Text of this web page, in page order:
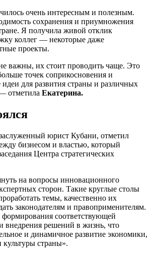
очень интересным и полезным.
сохранения и приумножения
Я получила живой отклик
коллег — некоторые даже
проекты.
важны, их стоит проводить чаще. Это
точек соприкосновения и
идеи для развития страны и различных
отметила Екатерина.
юрист Кубани, отметил
бизнесом и властью, который
Центра стратегических
на вопросы инновационного
сторон. Такие круглые столы
темы, качественно их
законодателям и правоприменителям.
соответствующей
внедрения решений в жизнь, что
и динамичное развитие экономики,
страны».